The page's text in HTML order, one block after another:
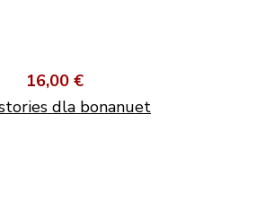
16,00 €
dla bonanuet